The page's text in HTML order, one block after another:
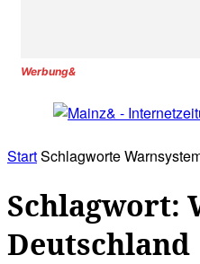
Werbung&
StartSchlagworte
Schlagwort:
Deutschland